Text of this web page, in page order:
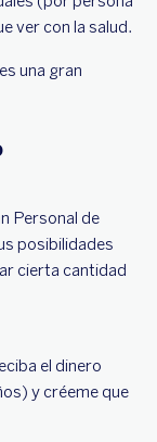
ver con la salud.
una gran
Personal de
posibilidades
cierta cantidad
el dinero
y créeme que